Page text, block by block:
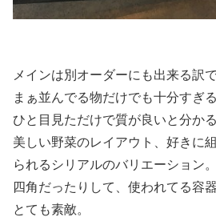
メインは別オーダーにも出来る訳で
まぁ並んでる物だけでも十分すぎる
ひと目見ただけで質が良いと分かる
美しい野菜のレイアウト、好きに
られるシリアルのバリエーション
四角だったりして、使われてる容
とても素敵。